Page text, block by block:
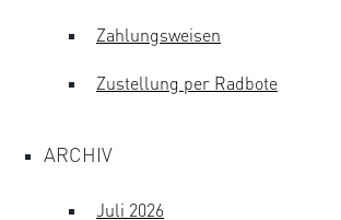
Zahlungsweisen
Zustellung per Radbote
ARCHIV
Juli 2026